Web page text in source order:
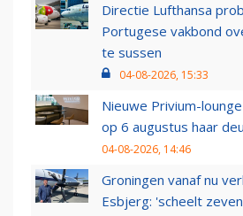
Directie Lufthansa
Portugese vakbond
te sussen
04-08-2026, 15:33
Nieuwe Privium-
op 6 augustus haar
04-08-2026, 14:46
Groningen vanaf nu
Esbjerg: 'scheelt